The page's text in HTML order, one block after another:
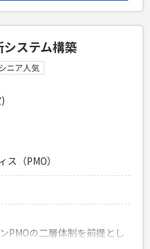
験（3年以上） ・Kotlinを使
に設計書を作成できる方 ・
経験
発経験4年以上
上
開発経験
ステム構築
シニア人気
（PMO）
PMOの二層体制を前提とし